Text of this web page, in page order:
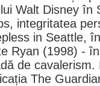
Walt Disney în
integritatea
in Seattle,
Ryan (1998) -
de
The